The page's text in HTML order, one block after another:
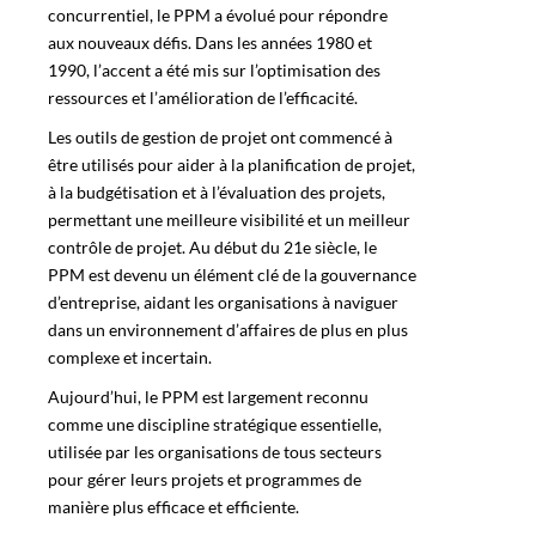
concurrentiel, le PPM a évolué pour répondre
aux nouveaux défis. Dans les années 1980 et
1990, l’accent a été mis sur l’optimisation des
ressources et l’amélioration de l’efficacité.
Les outils de gestion de projet ont commencé à
être utilisés pour aider à la planification de projet,
à la budgétisation et à l’évaluation des projets,
permettant une meilleure visibilité et un meilleur
contrôle de projet. Au début du 21e siècle, le
PPM est devenu un élément clé de la gouvernance
d’entreprise, aidant les organisations à naviguer
dans un environnement d’affaires de plus en plus
complexe et incertain.
Aujourd’hui, le PPM est largement reconnu
comme une discipline stratégique essentielle,
utilisée par les organisations de tous secteurs
pour gérer leurs projets et programmes de
manière plus efficace et efficiente.